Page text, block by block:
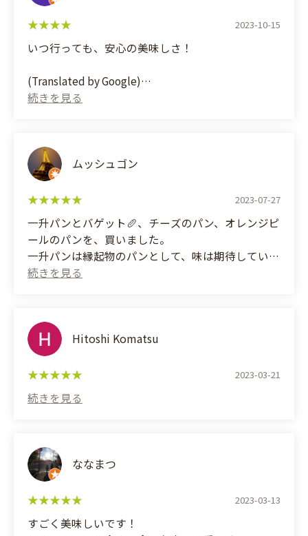
2023-10-15
いつ行っても、安心の美味しさ！
(Translated by Google)
No matter when you go, you can always expect
ムッシュゴン
2023-07-27
一升パンとバゲット🥖、チーズのパン、オレンジピ
ールのパンを、買いました。
一升パンは縁起物のパンとして、味は期待していな
かったのですが、カリカリの皮の中はもっちりして
他のパンもとても美味しかったです。
(Translated by Google)
I bought a 1.8L loaf of bread, a baguette 🥖, cheese
The 1.8L loaf of bread is considered a lucky charm,
60th birthday celebration, it had been given a red
color with red yeast.
Hitoshi Komatsu
2023-03-21
ななまつ
2023-03-13
すごく美味しいです！